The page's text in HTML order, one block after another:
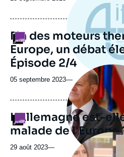
Logo
Fin des moteurs
Europe, un débat
Épisode 2/4
05 septembre 2023—
Logo
Image
principale
médiatique
L'Allemagne est-
malade de l'Europe
29 août 2023—
Image
principale
médiatique